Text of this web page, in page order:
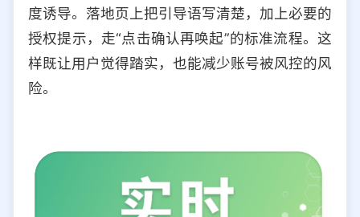
度诱导。落地页上把引导语写清楚，加上必要的
授权提示，走“点击确认再唤起”的标准流程。这
样既让用户觉得踏实，也能减少账号被风控的风
险。